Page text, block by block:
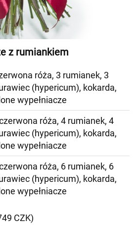
z rumiankiem
róża, 3 rumianek, 3
(hypericum), kokarda,
wypełniacze
róża, 4 rumianek, 4
(hypericum), kokarda,
wypełniacze
róża, 6 rumianek, 6
(hypericum), kokarda,
wypełniacze
CZK)